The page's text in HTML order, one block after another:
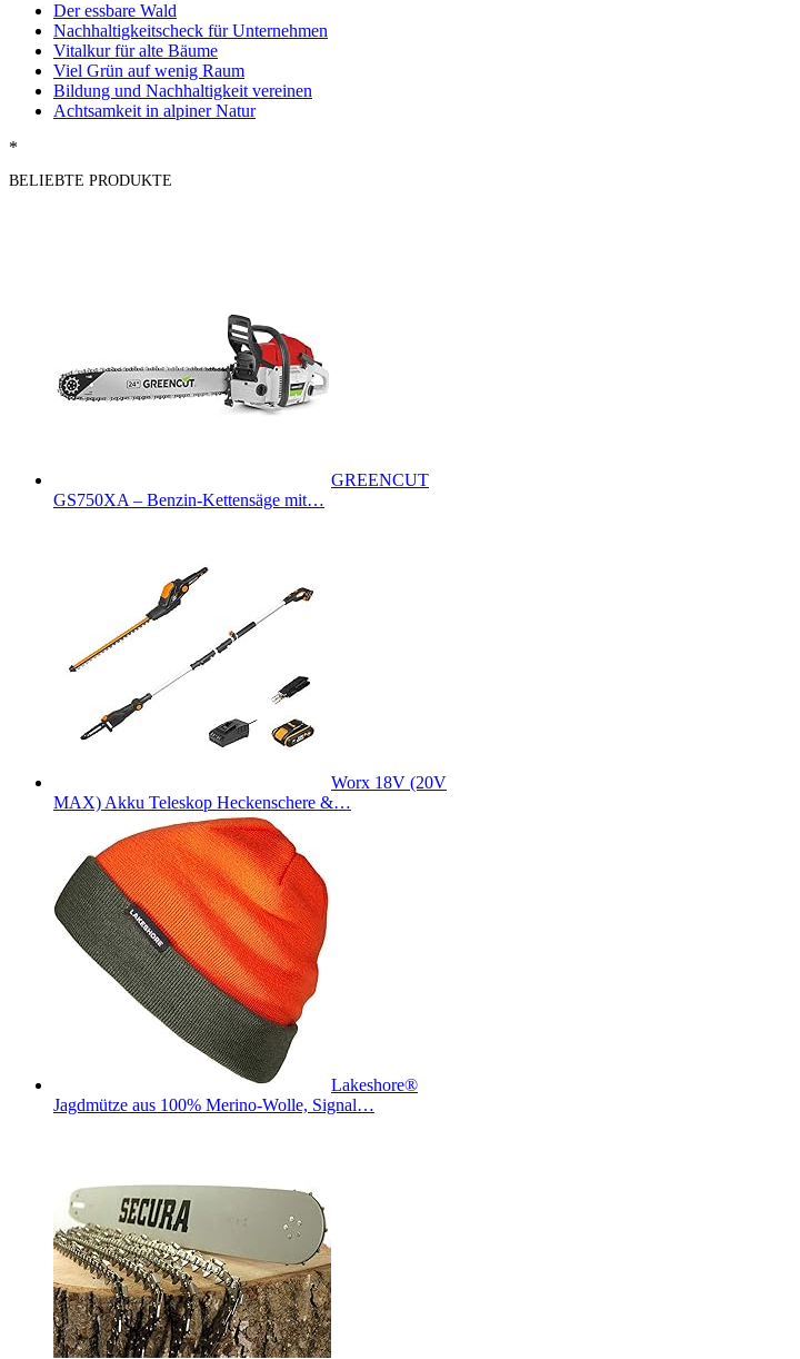
Der essbare Wald
Nachhaltigkeitscheck für Unternehmen
Vitalkur für alte Bäume
Viel Grün auf wenig Raum
Bildung und Nachhaltigkeit vereinen
Achtsamkeit in alpiner Natur
*
BELIEBTE PRODUKTE
GREENCUT
GS750XA – Benzin-Kettensäge mit…
Worx 18V (20V
MAX) Akku Teleskop Heckenschere &…
Lakeshore®
Jagdmütze aus 100% Merino-Wolle, Signal…